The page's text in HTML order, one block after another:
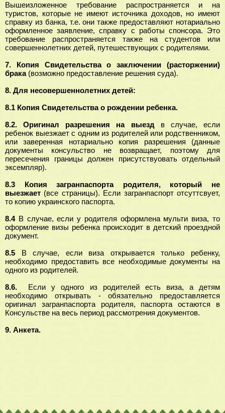
Вышеизложенное требование распространяется и на
туристов, которые не имеют источника доходов, но имеют
справку из банка, т.е. они также предоставляют нотариально
оформленное заявление, справку с работы спонсора. Это
требование распространяется также на студентов или
совершеннолетних детей, путешествующих с родителями.
7. Копия Свидетельства о заключении (расторжении)
брака (возможно предоставление решения суда).
8. Для несовершеннолетних детей:
8.1 Копия Свидетельства о рождении ребенка.
8.2. Оригинал разрешения на выездв случае, если
ребенок выезжает с одним из родителей или родственником,
или заверенная нотариально копия разрешения (данные
документы консульство не возвращает, поэтому для
пересечения границы должен присутствуовать отдельный
эксемпляр).
8.3 Копия загранпаспорта родителя, который не
выезжает (все страницы). Если загранпаспорт отсуттсвует,
то копию украинского паспорта.
8.4В случае, если у родителя оформлена мульти виза, то
оформление визы ребенка происходит в детский проездной
документ.
8.5 В случае, если виза открывается только ребенку,
необходимо предоставить все необходимые документы на
одного из родителей.
8.6.
Если у одного из родителей есть виза, а детям
необходимо открывать - обязательно предоставляется
оригинал загранпаспорта родителя, паспорта остаются в
Консульстве на весь период рассмотрения документов.
9. Анкета.